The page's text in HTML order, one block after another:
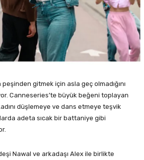
gitmek için asla geç olmadığını
Canneseries’te büyük beğeni toplayan
düşlemeye ve dans etmeye teşvik
adeta sıcak bir battaniye gibi
Nawal ve arkadaşı Alex ile birlikte